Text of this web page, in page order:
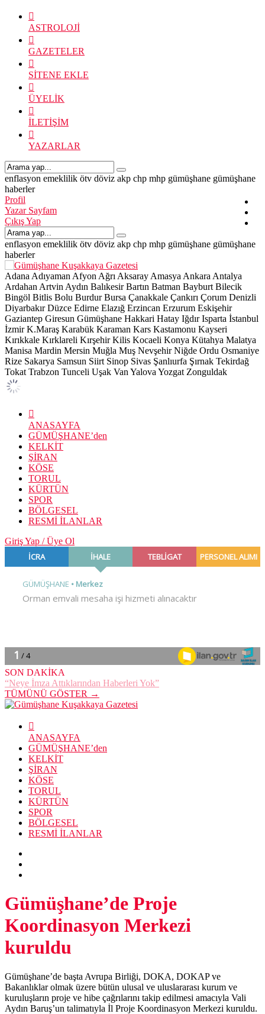
ASTROLOJİ
GAZETELER
SİTENE EKLE
ÜYELİK
İLETİŞİM
YAZARLAR
enflasyon emeklilik ötv döviz akp chp mhp gümüşhane gümüşhane
haberler
Profil
Yazar Sayfam
Çıkış Yap
enflasyon emeklilik ötv döviz akp chp mhp gümüşhane gümüşhane
haberler
Adana Adıyaman Afyon Ağrı Aksaray Amasya Ankara Antalya
Ardahan Artvin Aydın Balıkesir Bartın Batman Bayburt Bilecik
Bingöl Bitlis Bolu Burdur Bursa Çanakkale Çankırı Çorum Denizli
Diyarbakır Düzce Edirne Elazığ Erzincan Erzurum Eskişehir
Gaziantep Giresun Gümüşhane Hakkari Hatay Iğdır Isparta İstanbul
İzmir K.Maraş Karabük Karaman Kars Kastamonu Kayseri
Kırıkkale Kırklareli Kırşehir Kilis Kocaeli Konya Kütahya Malatya
Manisa Mardin Mersin Muğla Muş Nevşehir Niğde Ordu Osmaniye
Rize Sakarya Samsun Siirt Sinop Sivas Şanlıurfa Şırnak Tekirdağ
Tokat Trabzon Tunceli Uşak Van Yalova Yozgat Zonguldak
ANASAYFA
GÜMÜŞHANE’den
KELKİT
ŞİRAN
KÖSE
TORUL
KÜRTÜN
SPOR
BÖLGESEL
RESMİ İLANLAR
Giriş Yap / Üye Ol
SON DAKİKA
“Neye İmza Attıklarından Haberleri Yok”
TÜMÜNÜ GÖSTER →
ANASAYFA
GÜMÜŞHANE’den
KELKİT
ŞİRAN
KÖSE
TORUL
KÜRTÜN
SPOR
BÖLGESEL
RESMİ İLANLAR
Gümüşhane’de Proje
Koordinasyon Merkezi
kuruldu
Gümüşhane’de başta Avrupa Birliği, DOKA, DOKAP ve
Bakanlıklar olmak üzere bütün ulusal ve uluslararası kurum ve
kuruluşların proje ve hibe çağrılarını takip edilmesi amacıyla Vali
Aydın Baruş’un talimatıyla İl Proje Koordinasyon Merkezi kuruldu.